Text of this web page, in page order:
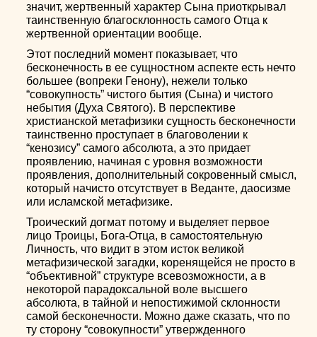
значит, жертвенный характер Сына приоткрывал
таинственную благосклонность самого Отца к
жертвенной ориентации вообще.
Этот последний момент показывает, что
бесконечность в ее сущностном аспекте есть нечто
большее (вопреки Генону), нежели только
“совокупность” чистого бытия (Сына) и чистого
небытия (Духа Святого). В перспективе
христианской метафизики сущность бесконечности
таинственно проступает в благоволении к
“кенозису” самого абсолюта, а это придает
проявлению, начиная с уровня возможности
проявления, дополнительный сокровенный смысл,
который начисто отсутствует в Веданте, даосизме
или исламской метафизике.
Троический догмат потому и выделяет первое
лицо Троицы, Бога-Отца, в самостоятельную
Личность, что видит в этом исток великой
метафизической загадки, коренящейся не просто в
“объективной” структуре всевозможности, а в
некоторой парадоксальной воле высшего
абсолюта, в тайной и непостижимой склонности
самой бесконечности. Можно даже сказать, что по
ту сторону “совокупности” утвержденного